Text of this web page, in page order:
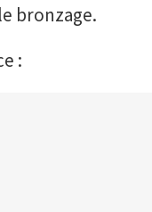
bronzage.
: